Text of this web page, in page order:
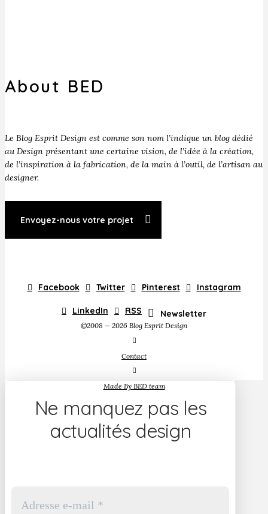
About BED
Le Blog Esprit Design est comme son nom l’indique un blog dédié
au Design présentant une certaine vision, de l’idée à la création,
de l’inspiration à la fabrication, de la main à l’outil, de l’artisan au
designer.
Envoyez-nous votre projet
Facebook Twitter Pinterest Instagram
LinkedIn RSS Newsletter
©2008 — 2026 Blog Esprit Design
Contact
Made By BED team
Ne manquez pas les
actualités design